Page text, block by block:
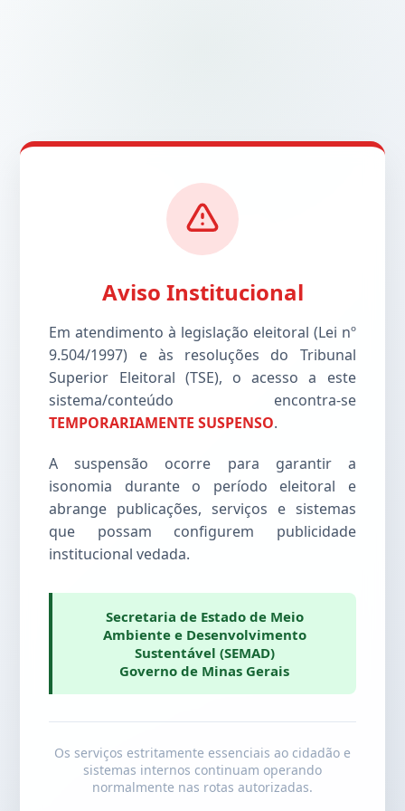
Aviso Institucional
Em atendimento à legislação eleitoral (Lei nº
9.504/1997) e às resoluções do Tribunal
Superior Eleitoral (TSE), o acesso a este
sistema/conteúdo encontra-se
TEMPORARIAMENTE SUSPENSO.
A suspensão ocorre para garantir a
isonomia durante o período eleitoral e
abrange publicações, serviços e sistemas
que possam configurem publicidade
institucional vedada.
Secretaria de Estado de Meio
Ambiente e Desenvolvimento
Sustentável (SEMAD)
Governo de Minas Gerais
Os serviços estritamente essenciais ao cidadão e
sistemas internos continuam operando
normalmente nas rotas autorizadas.